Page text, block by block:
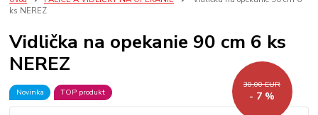
ks NEREZ
Vidlička na opekanie 90 cm 6 ks
NEREZ
Novinka TOP produkt
30,00 EUR
- 7 %